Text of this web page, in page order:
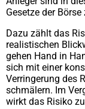
Gesetze der
Dazu zählt das
realistischen
gehen Hand in
sich mit einer
Verringerung des
schmälern. Im
wirkt das Risiko